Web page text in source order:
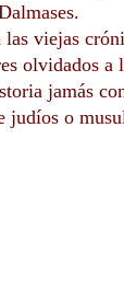
viejas
olvidados a
jamás
judíos o